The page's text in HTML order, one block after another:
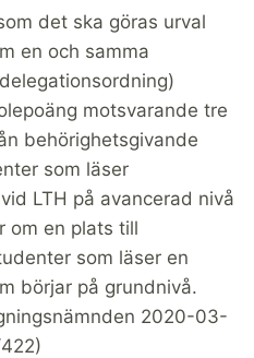
det ska göras urval
en och samma
motsvarande tre
behörighetsgivande
som läser
LTH på avancerad nivå
om en plats till
som läser en
börjar på grundnivå.
2020-03-